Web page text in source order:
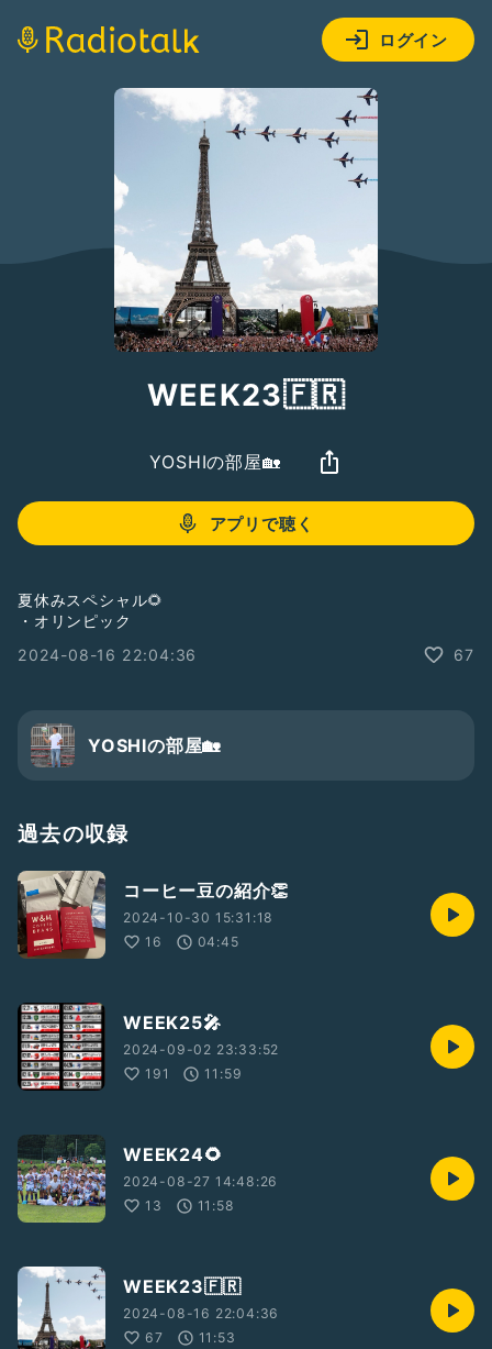
ログイン
WEEK23🇫🇷
YOSHIの部屋🏡
アプリで聴く
夏休みスペシャル🌻
・オリンピック
2024-08-16 22:04:36
67
YOSHIの部屋🏡
過去の収録
コーヒー豆の紹介👏
2024-10-30 15:31:18
16
04:45
WEEK25🎤
2024-09-02 23:33:52
191
11:59
WEEK24🌻
2024-08-27 14:48:26
13
11:58
WEEK23🇫🇷
2024-08-16 22:04:36
67
11:53